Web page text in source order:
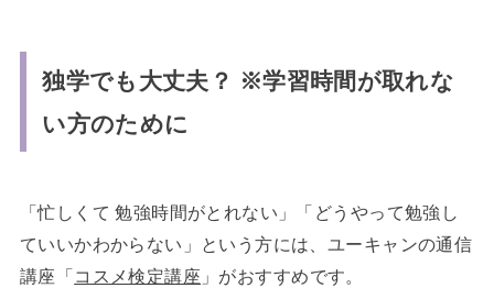
独学でも大丈夫？ ※学習時間が取れな
い方のために
「忙しくて 勉強時間がとれない」「どうやって勉強し
ていいかわからない」という方には、ユーキャンの通信
講座「 コスメ検定講座 」がおすすめです。